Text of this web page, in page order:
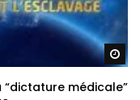
“dictature médicale”